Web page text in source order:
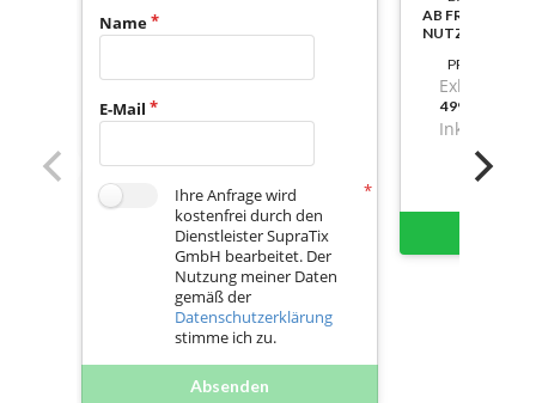
Name
E-Mail
Ihre Anfrage wird
kostenfrei durch den
Dienstleister SupraTix
GmbH bearbeitet. Der
Nutzung meiner Daten
gemäß der
Datenschutzerklärung
stimme ich zu.
Absenden
AB
NUTZBAR
PREIS
Exkl. Mwst.
Inkl. Mwst.